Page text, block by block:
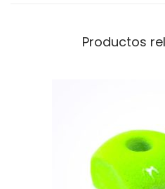
Productos